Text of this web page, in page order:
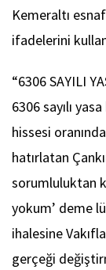
Kemeraltı
ifadelerini
“6306 SAYILI
6306 sayılı
hissesi
hatırlatan
sorumluluktan
yokum’ deme
ihalesine
gerçeği